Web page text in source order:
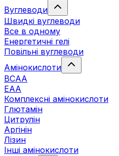
Вуглеводи
Швидкі вуглеводи
Все в одному
Енергетичні гелі
Повільні вуглеводи
Амінокислоти
BCAA
EAA
Комплексні амінокислоти
Глютамін
Цитрулін
Аргінін
Лізин
Інші амінокислоти